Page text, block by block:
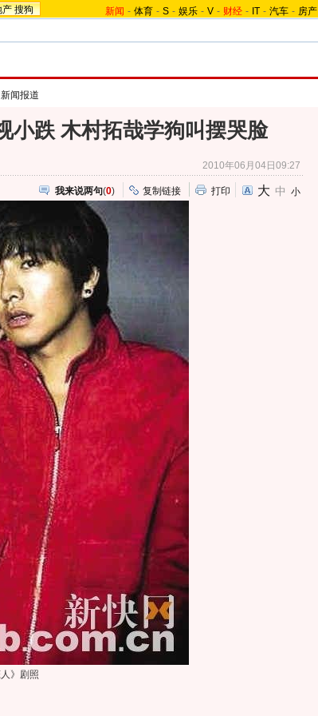
产 搜狗 新闻 - 体育 - S - 娱乐 - V - 财经 - IT - 汽车 - 房产
新闻报道
小跌 木村拓哉学狗叫摆哭脸
2010年06月04日09:27
我来说两句(0) 复制链接 打印 大 中 小
》剧照